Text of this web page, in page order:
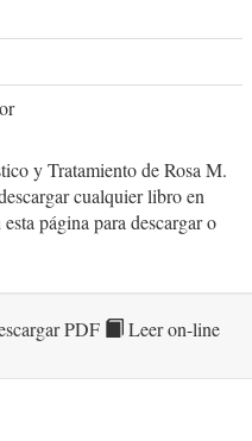
y Tratamiento de Rosa M.
cualquier libro en
página para descargar o
PDF Leer on-line